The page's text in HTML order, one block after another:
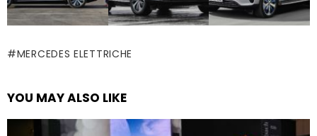
MERCEDES ELETTRICHE
YOU MAY ALSO LIKE